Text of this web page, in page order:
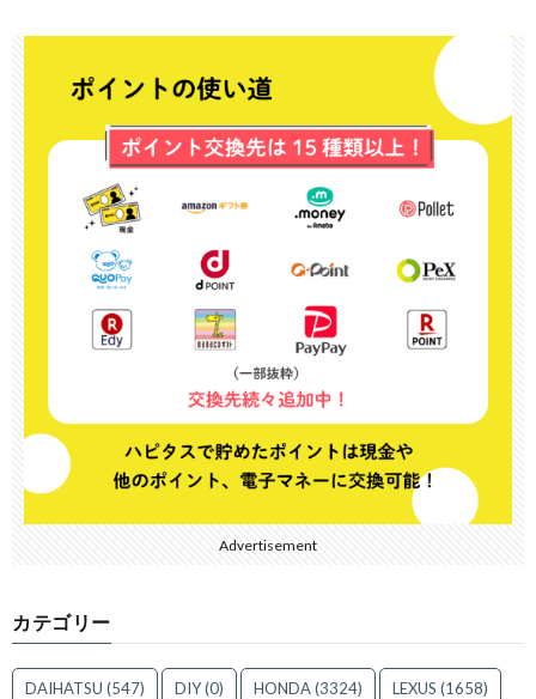
Advertisement
カテゴリー
DAIHATSU (547) DIY(0) HONDA(3324) LEXUS (1658)